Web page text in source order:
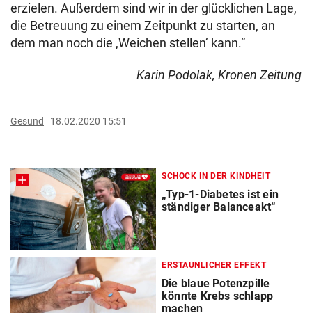
erzielen. Außerdem sind wir in der glücklichen Lage,
die Betreuung zu einem Zeitpunkt zu starten, an
dem man noch die ,Weichen stellen‘ kann.“
Karin Podolak, Kronen Zeitung
Gesund 18.02.2020 15:51
SCHOCK IN DER KINDHEIT
„Typ-1-Diabetes ist ein
ständiger Balanceakt“
ERSTAUNLICHER EFFEKT
Die blaue Potenzpille
könnte Krebs schlapp
machen